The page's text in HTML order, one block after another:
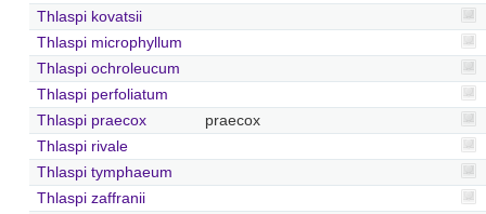
Thlaspi kovatsii
Thlaspi microphyllum
Thlaspi ochroleucum
Thlaspi perfoliatum
Thlaspi praecox
praecox
Thlaspi rivale
Thlaspi tymphaeum
Thlaspi zaffranii